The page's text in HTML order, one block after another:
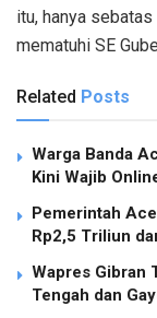
itu, hanya
mematuhi SE
Related Posts
Warga Banda
Kini Wajib
Pemerintah
Rp2,5 Triliun
Wapres Gibran
Tengah dan